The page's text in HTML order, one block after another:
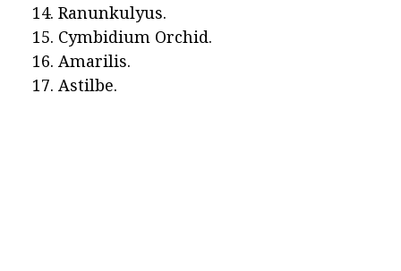
Ranunkulyus.
Cymbidium Orchid.
Amarilis.
Astilbe.